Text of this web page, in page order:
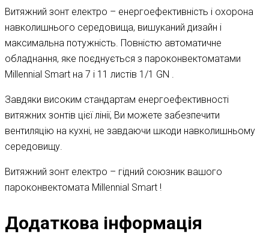
Витяжний зонт електро – енергоефективність і охорона
навколишнього середовища, вишуканий дизайн і
максимальна потужність. Повністю автоматичне
обладнання, яке поєднується з пароконвектоматами
Millennial Smart на 7 і 11 листів 1/1 GN .
Завдяки високим стандартам енергоефективності
витяжних зонтів цієї лінії, Ви можете забезпечити
вентиляцію на кухні, не завдаючи шкоди навколишньому
середовищу.
Витяжний зонт електро – гідний союзник вашого
пароконвектомата Millennial Smart !
Додаткова інформація